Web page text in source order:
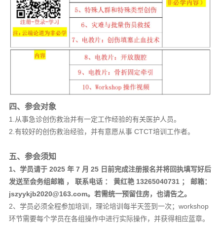
四、参会对象
1.从事急诊创伤救治并有一定工作经验的有关医护人员。
2.有较好的创伤救治经验，并有意愿从事 CTCT培训工作者。
五、参会须知
1、学员请于 2025 年 7 月 25 日前完成注册报名并将回执填写好后
发送至会务组邮箱 ， 联系电话 ： 黄红艳 13265040731 ； 邮箱：
jszyykjb2020@163.com。若需统一预留住房，也请告之。
2、学员必须全程参加培训，理论培训每半天签到一次；workshop
环节需要每个学员在各组操作中进行实际操作，并获得相应蓝章。